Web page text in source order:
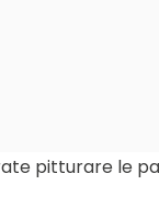
pitturare le